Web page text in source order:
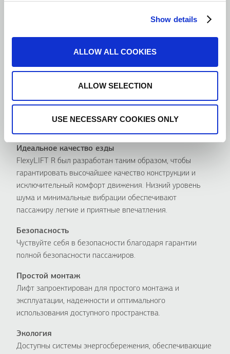
Show details
ALLOW ALL COOKIES
ALLOW SELECTION
USE NECESSARY COOKIES ONLY
Преимущества
Идеальное качество езды
FlexyLIFT R был разработан таким образом, чтобы
гарантировать высочайшее качество конструкции и
исключительный комфорт движения. Низкий уровень
шума и минимальные вибрации обеспечивают
пассажиру легкие и приятные впечатления.
Безопасность
Чуствуйте себя в безопасности благодаря гарантии
полной безопасности пассажиров.
Простой монтаж
Лифт запроектирован для простого монтажа и
эксплуатации, надежности и оптимального
использования доступного пространства.
Экология
Доступны системы энергосбережения, обеспечивающие